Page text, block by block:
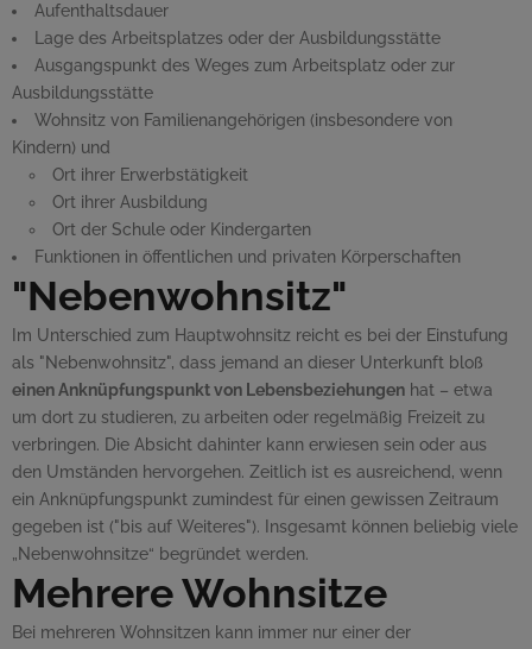
Aufenthaltsdauer
Lage des Arbeitsplatzes oder der Ausbildungsstätte
Ausgangspunkt des Weges zum Arbeitsplatz oder zur
Ausbildungsstätte
Wohnsitz von Familienangehörigen (insbesondere von
Kindern) und
Ort ihrer Erwerbstätigkeit
Ort ihrer Ausbildung
Ort der Schule oder Kindergarten
Funktionen in öffentlichen und privaten Körperschaften
"Nebenwohnsitz"
Im Unterschied zum Hauptwohnsitz reicht es bei der Einstufung
als "Nebenwohnsitz", dass jemand an dieser Unterkunft bloß
einen Anknüpfungspunkt von Lebensbeziehungen hat – etwa
um dort zu studieren, zu arbeiten oder regelmäßig Freizeit zu
verbringen. Die Absicht dahinter kann erwiesen sein oder aus
den Umständen hervorgehen. Zeitlich ist es ausreichend, wenn
ein Anknüpfungspunkt zumindest für einen gewissen Zeitraum
gegeben ist ("bis auf Weiteres"). Insgesamt können beliebig viele
„Nebenwohnsitze“ begründet werden.
Mehrere Wohnsitze
Bei mehreren Wohnsitzen kann immer nur einer der